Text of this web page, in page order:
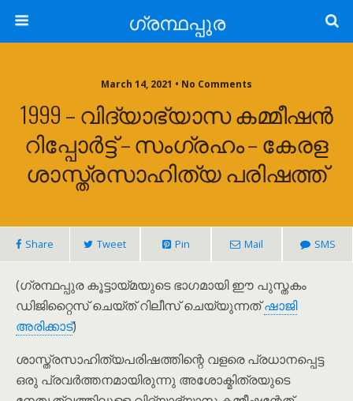
ഗ്രന്ഥപ്പുര
March 14, 2021 • No Comments
1999 – വിദ്യാഭ്യാസ കമ്മീഷൻ
റിപ്പോർട്ട് – സംഗ്രഹം – കേരള
ശാസ്ത്രസാഹിത്യ പരിഷത്ത്
Share Tweet Pin Mail SMS
(ഗ്രന്ഥപ്പുര കൂട്ടായ്മയുടെ ഭാഗമായി ഈ പുസ്തകം
ഡിജിറ്റൈസ് ചെയ്ത് റിലീസ് ചെയ്യുന്നത്ഷാജി
അരിക്കാട്)
ശാസ്ത്രസാഹിത്യപരിഷത്തിന്റെ വളരെ പ്രധാനപ്പെട്ട
ഒരു പ്രവർത്തനമായിരുന്നു അശോക്മിത്രയുടെ